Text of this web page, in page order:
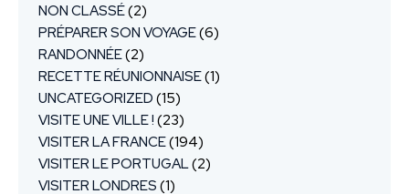
NON CLASSÉ(2)
PRÉPARER SON VOYAGE(6)
RANDONNÉE(2)
RECETTE RÉUNIONNAISE(1)
UNCATEGORIZED (15)
VISITE UNE VILLE ! (23)
VISITER LA FRANCE(194)
VISITER LE PORTUGAL(2)
VISITER LONDRES (1)